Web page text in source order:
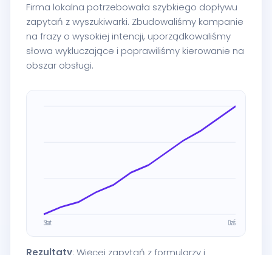
Firma lokalna potrzebowała szybkiego dopływu
zapytań z wyszukiwarki. Zbudowaliśmy kampanie
na frazy o wysokiej intencji, uporządkowaliśmy
słowa wykluczające i poprawiliśmy kierowanie na
obszar obsługi.
Rezultaty: Więcej zapytań z formularzy i